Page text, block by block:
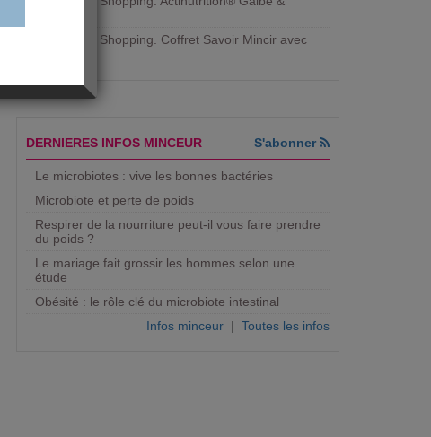
Aujourdhui Shopping. ​Coffret Savoir Mincir avec
DERNIERES INFOS MINCEUR S'abonner
Le microbiotes : vive les bonnes bactéries
Microbiote et perte de poids
Respirer de la nourriture peut-il vous faire prendre
du poids ?
Le mariage fait grossir les hommes selon une
étude
Obésité : le rôle clé du microbiote intestinal
Infos minceur | Toutes les infos